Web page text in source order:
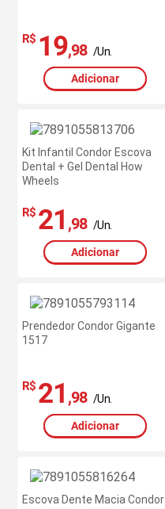
R$ 19,98 /Un.
Adicionar
Kit Infantil Condor Escova
Dental + Gel Dental How
Wheels
R$ 21 ,98 /Un.
Adicionar
Prendedor Condor Gigante
1517
R$ 21 ,98 /Un.
Adicionar
Escova Dente Macia Condor